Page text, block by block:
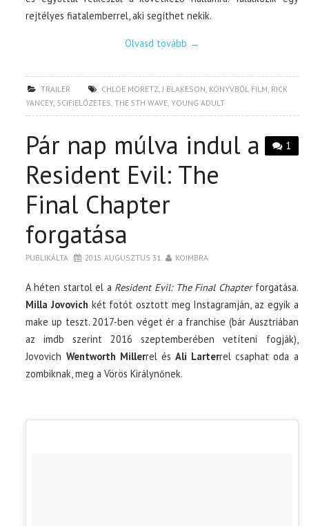
rejtélyes fiatalemberrel, aki segíthet nekik.
Olvasd tovább →
TRAILER CHLOE MORETZ,J BLAKESON, KÖNYVBŐL FILM, RICK
YANCEY, SCIFIELŐZETES,THE 5TH WAVE,YOUNG ADULT
1
Pár nap múlva indul a
Resident Evil: The
Final Chapter
forgatása
PUBLIKÁLTA 2015. AUGUSZTUS 31. KOIMBRA
A héten startol el a Resident Evil: The Final Chapterforgatása.
Milla Jovovich két fotót osztott meg Instagramján, az egyik a
make up teszt. 2017-ben véget ér a franchise (bár Ausztriában
az imdb szerint 2016 szeptemberében vetíteni fogják),
Jovovich Wentworth Millerrel és Ali Larterrel csaphat oda a
zombiknak, meg a Vörös Királynőnek.